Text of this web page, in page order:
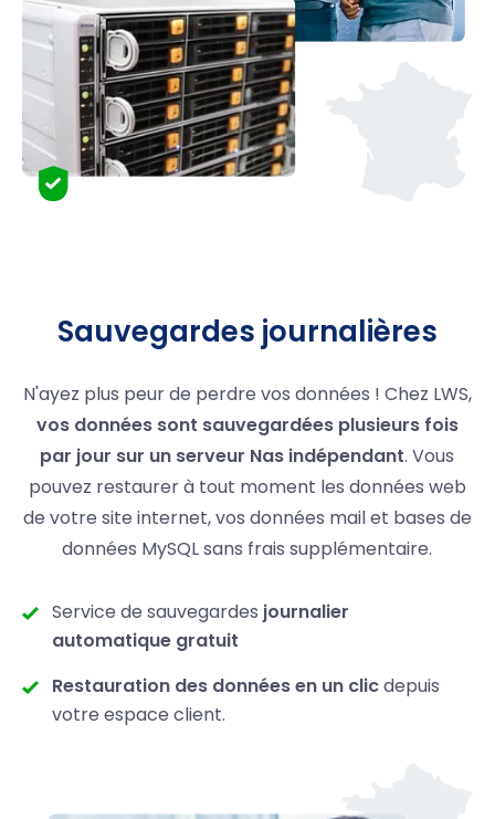
Sauvegardes journalières
N'ayez plus peur de perdre vos données ! Chez LWS,
vos données sont sauvegardées plusieurs fois
par jour sur un serveur Nas indépendant. Vous
pouvez restaurer à tout moment les données web
de votre site internet, vos données mail et bases de
données MySQL sans frais supplémentaire.
Service de sauvegardes journalier
automatique gratuit
Restauration des données en un clicdepuis
votre espace client.